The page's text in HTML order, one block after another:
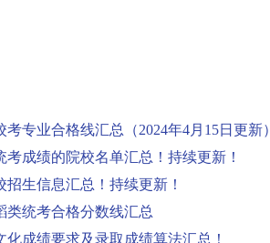
考专业合格线汇总（2024年4月15日更新
考成绩的院校名单汇总！持续更新！
招生信息汇总！持续更新！
类统考合格分数线汇总
化成绩要求及录取成绩算法汇总！